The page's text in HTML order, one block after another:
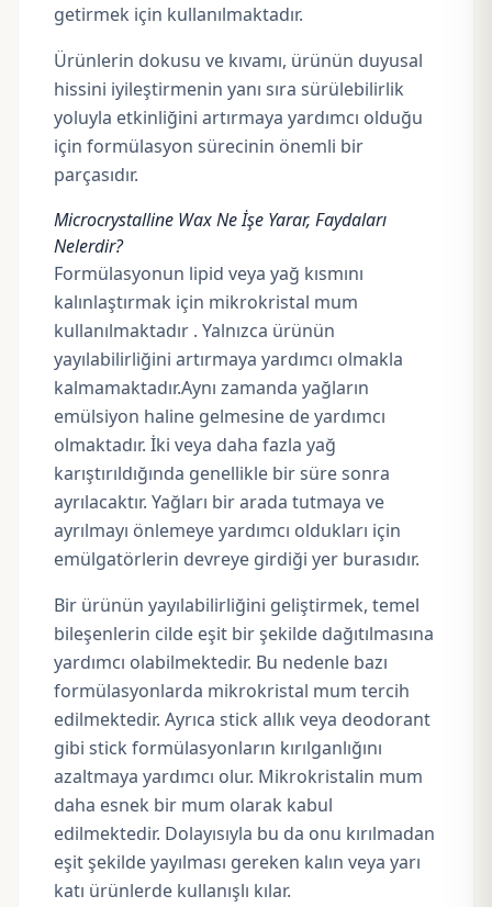
getirmek için kullanılmaktadır.
Ürünlerin dokusu ve kıvamı, ürünün duyusal
hissini iyileştirmenin yanı sıra sürülebilirlik
yoluyla etkinliğini artırmaya yardımcı olduğu
için formülasyon sürecinin önemli bir
parçasıdır.
Microcrystalline Wax Ne İşe Yarar, Faydaları
Nelerdir?
Formülasyonun lipid veya yağ kısmını
kalınlaştırmak için mikrokristal mum
kullanılmaktadır . Yalnızca ürünün
yayılabilirliğini artırmaya yardımcı olmakla
kalmamaktadır.Aynı zamanda yağların
emülsiyon haline gelmesine de yardımcı
olmaktadır. İki veya daha fazla yağ
karıştırıldığında genellikle bir süre sonra
ayrılacaktır. Yağları bir arada tutmaya ve
ayrılmayı önlemeye yardımcı oldukları için
emülgatörlerin devreye girdiği yer burasıdır.
Bir ürünün yayılabilirliğini geliştirmek, temel
bileşenlerin cilde eşit bir şekilde dağıtılmasına
yardımcı olabilmektedir. Bu nedenle bazı
formülasyonlarda mikrokristal mum tercih
edilmektedir. Ayrıca stick allık veya deodorant
gibi stick formülasyonların kırılganlığını
azaltmaya yardımcı olur. Mikrokristalin mum
daha esnek bir mum olarak kabul
edilmektedir. Dolayısıyla bu da onu kırılmadan
eşit şekilde yayılması gereken kalın veya yarı
katı ürünlerde kullanışlı kılar.